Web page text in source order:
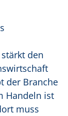
den
der Branche
Handeln ist
muss